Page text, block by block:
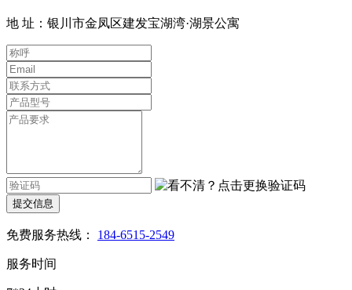
地 址：银川市金凤区建发宝湖湾·湖景公寓
提交信息
免费服务热线： 184-6515-2549
服务时间